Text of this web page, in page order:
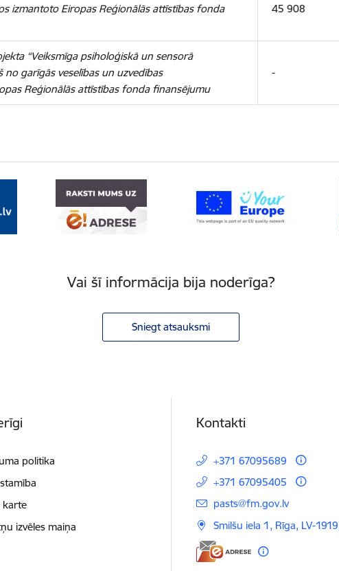
izmantoto Eiropas Reģionālās attīstības fonda
45 908
“Veiksmīga psiholoģiskā un sensorā
garīgās veselības un uzvedības
Reģionālās attīstības fondafinansējumu
-
Vai šī informācija bija noderīga?
Sniegt atsauksmi
politika
karte
izvēles maiņa
Kontakti
+371 67095689
+371 67095405
E-pasts:
pasts@fm.gov.lv
Smilšu iela 1, Rīga, LV-